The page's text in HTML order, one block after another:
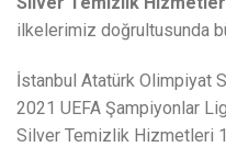
ilkelerimiz doğrultusunda
İstanbul Atatürk Olimpiyat
2021 UEFA Şampiyonlar
Silver Temizlik Hizmetleri